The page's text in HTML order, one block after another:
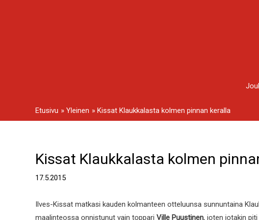
Etusivu Yleinen Kissat Klaukkalasta kolmen pinnan keralla
Kissat Klaukkalasta kolmen
17.5.2015
Ilves-Kissat matkasi kauden kolmanteen otteluunsa sunnuntaina
maalinteossa onnistunut vain toppari Ville Puustinen, joten jotakin
Artikkelien